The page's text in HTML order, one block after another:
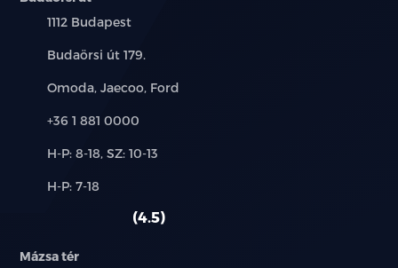
Település:
1112 Budapest
Cím:
Budaörsi út 179.
Márkák:
Omoda, Jaecoo, Ford
Telefon:
+36 1 881 0000
Új-
használt
H-P: 8-18, SZ: 10-13
Alkatrész,
H-P: 7-18
4.5
Mázsa tér